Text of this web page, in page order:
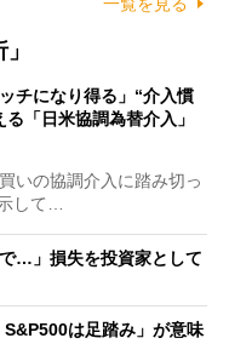
一覧を見る
チになり得る」“介入慣
「日米協調為替介入」
いの協調介入に踏み切っ
して…
…」損失を投資家として
S&P500は足踏み」が意味